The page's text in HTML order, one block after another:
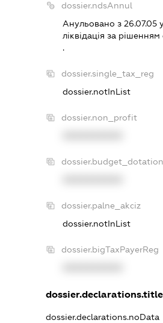
dossier.ndsAnnul
Анульовано з 26.07.05
лiквiдацiя за рiшенням
.
dossier.single_tax_reg
dossier.notInList
dossier.non_profit
dossier.budget_dotation
dossier.palne_akciz
dossier.notInList
dossier.bigTaxPayerReg
dossier.declarations.title
dossier.declarations.noData